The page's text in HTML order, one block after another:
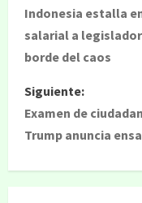
Indonesia estalla
salarial a
borde del caos
Siguiente:
Examen de
Trump anuncia